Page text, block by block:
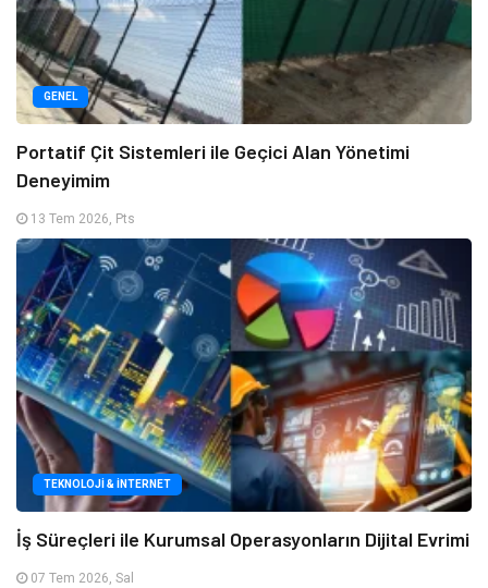
GENEL
Portatif Çit Sistemleri ile Geçici Alan Yönetimi
Deneyimim
13 Tem 2026, Pts
TEKNOLOJI & İNTERNET
İş Süreçleri ile Kurumsal Operasyonların Dijital Evrimi
07 Tem 2026, Sal